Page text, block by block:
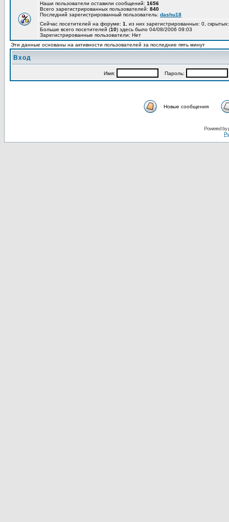
Наши пользователи оставили сообщений: 1656
Всего зарегистрированных пользователей: 840
Последний зарегистрированный пользователь: dashu18
Сейчас посетителей на форуме: 1
, из них зарегистрированных: 0,
Больше всего посетителей (10) здесь было 04/08/2006 09:03
Зарегистрированные пользователи: Нет
Эти данные основаны на активности пользователей за последние пять минут
Вход
Имя: Пароль:
Новые сообщения
Powered by